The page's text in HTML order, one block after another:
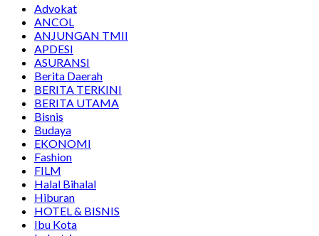
Advokat
ANCOL
ANJUNGAN TMII
APDESI
ASURANSI
Berita Daerah
BERITA TERKINI
BERITA UTAMA
Bisnis
Budaya
EKONOMI
Fashion
FILM
Halal Bihalal
Hiburan
HOTEL & BISNIS
Ibu Kota